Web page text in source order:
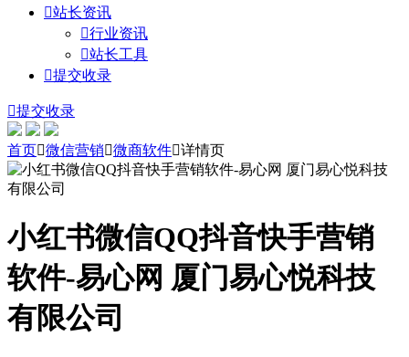
站长资讯
行业资讯
站长工具
提交收录
提交收录
首页微信营销微商软件详情页
小红书微信QQ抖音快手营销
软件-易心网 厦门易心悦科技
有限公司